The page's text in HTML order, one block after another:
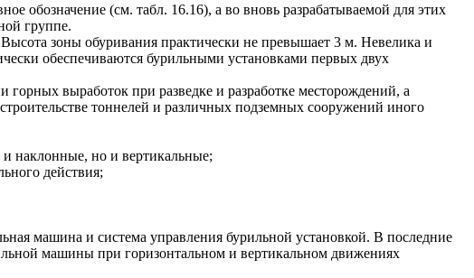
обозначение (см. табл. 16.16), а во вновь разрабатываемой для этих
группе.
зоны обуривания практически не превышает 3 м. Невелика и
обеспечиваются бурильными установками первых двух
выработок при разведке и разработке месторождений, а
тоннелей и различных подземных сооружений иного
наклонные, но и вертикальные;
действия;
машина и система управления бурильной установкой. В последние
машины при горизонтальном и вертикальном движениях